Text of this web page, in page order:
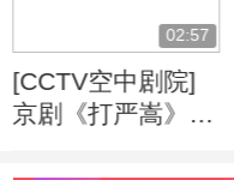
02:57
[CCTV空中剧院]
京剧《打严嵩》选